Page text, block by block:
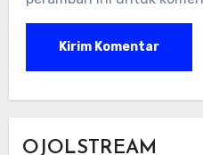
OJOLSTREAM